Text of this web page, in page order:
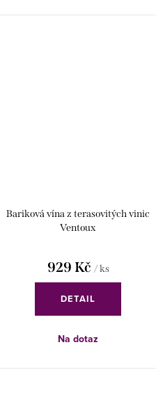
Bariková vína z terasovitých vinic
Ventoux
929 Kč / ks
DETAIL
Na dotaz